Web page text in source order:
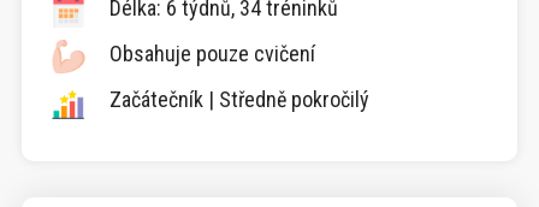
Délka: 6 týdnů, 34 tréninků
Obsahuje pouze cvičení
Začátečník | Středně pokročilý